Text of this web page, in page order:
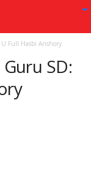
Full Hasbi Anshory
SD: